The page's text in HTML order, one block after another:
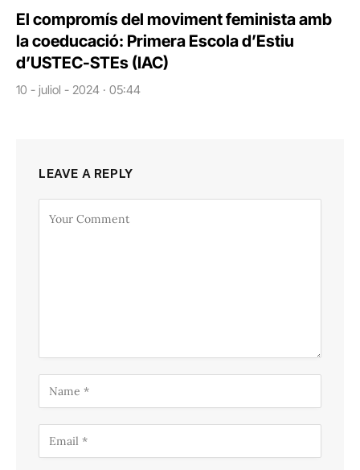
El compromís del moviment feminista amb
la coeducació: Primera Escola d’Estiu
d’USTEC-STEs (IAC)
10 - juliol - 2024 · 05:44
LEAVE A REPLY